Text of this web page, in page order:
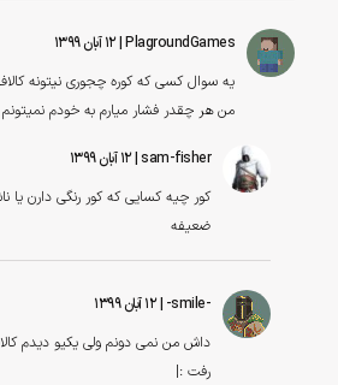
PlagroundGames | ۱۲ آبان ۱۳۹۹
یه سوال کسی که کوره چجوری نیتونه
من هر چقدر فشار میارم به خودم
sam-fisher | ۱۲ آبان ۱۳۹۹
کور چیه کسایی که کور رنگی دارن یا
ضعیفه
-smile-
| ۱۲ آبان ۱۳۹۹
داش من نمی دونم ولی یکیو دیدم
رفت :|